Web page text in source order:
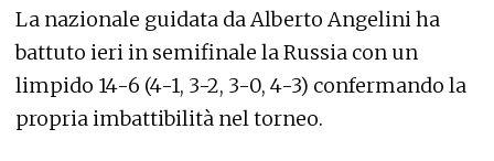
La nazionale guidata da Alberto Angelini ha
battuto ieri in semifinale la Russia con un
limpido 14-6 (4-1, 3-2, 3-0, 4-3) confermando la
propria imbattibilità nel torneo.